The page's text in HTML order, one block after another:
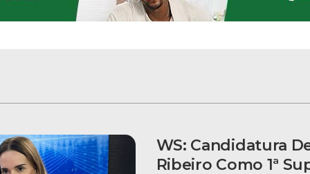
WS: Candidatura
Ribeiro Como 1ª